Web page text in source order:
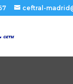
ceftral-